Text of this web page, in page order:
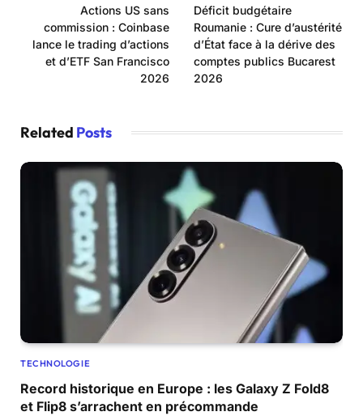
Actions US sans
commission : Coinbase
lance le trading d’actions
et d’ETF San Francisco
2026
Déficit budgétaire
Roumanie : Cure d’austérité
d’État face à la dérive des
comptes publics Bucarest
2026
Related Posts
TECHNOLOGIE
Record historique en Europe : les Galaxy Z Fold8
et Flip8 s’arrachent en précommande